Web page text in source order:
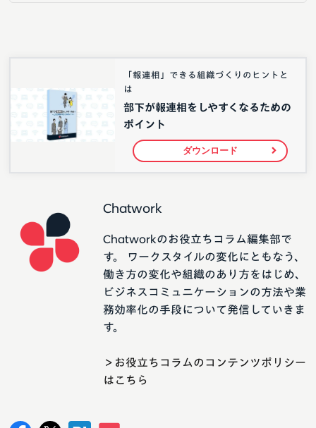
「報連相」できる組織づくりのヒントと
は
部下が報連相をしやすくなるための
ポイント
ダウンロード
Chatwork
Chatworkのお役立ちコラム編集部で
す。 ワークスタイルの変化にともなう、
働き方の変化や組織のあり方をはじめ、
ビジネスコミュニケーションの方法や業
務効率化の手段について発信していきま
す。
＞お役立ちコラムのコンテンツポリシー
はこちら